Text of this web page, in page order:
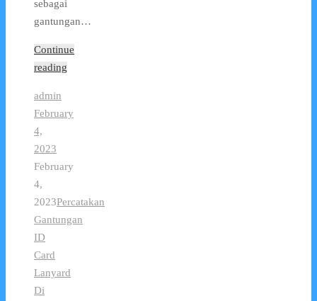
sebagai
gantungan…
Continue
reading
admin
February
4,
2023
February
4,
2023Percatakan
Gantungan
ID
Card
Lanyard
Di